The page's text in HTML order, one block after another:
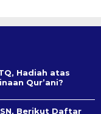
Hadiah atas
Qur’ani?
Berikut Daftar